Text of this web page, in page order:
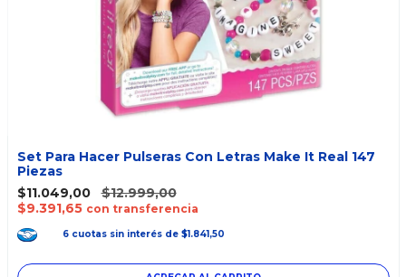
Set Para Hacer Pulseras Con Letras Make It Real 147
Piezas
$11.049,00
$12.999,00
$9.391,65 con transferencia
6 cuotas sin interés de $1.841,50